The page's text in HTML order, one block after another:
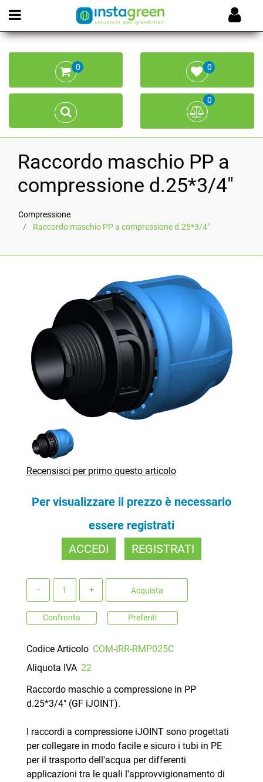
Open menu
0 0
0
Raccordo maschio PP a
compressione d.25*3/4"
Compressione
Raccordo maschio PP a compressione d.25*3/4"
Recensisci per primo questo articolo
Per visualizzare il prezzo è necessario
essere registrati
ACCEDI
REGISTRATI
Acquista
Confronta Preferiti
Codice Articolo COM-IRR-RMP025C
Aliquota IVA 22
Raccordo maschio a compressione in PP
d.25*3/4" (GF iJOINT).
I raccordi a compressione iJOINT sono progettati
per collegare in modo facile e sicuro i tubi in PE
per il trasporto dell'acqua per differenti
applicazioni tra le quali l'approvvigionamento di